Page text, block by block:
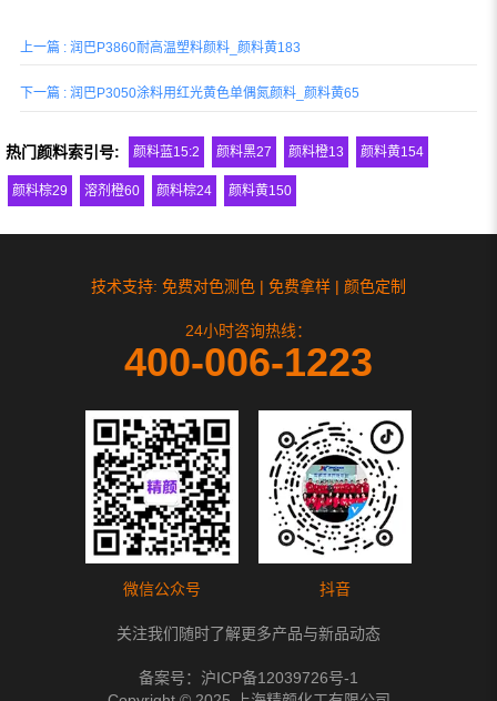
墨、UV油墨等。 ...
上一篇 : 润巴P3860耐高温塑料颜料_颜料黄183
下一篇 : 润巴P3050涂料用红光黄色单偶氮颜料_颜料黄65
热门颜料索引号: 颜料蓝15:2 颜料黑27 颜料橙13 颜料黄154
颜料棕29 溶剂橙60 颜料棕24 颜料黄150
技术支持: 免费对色测色 | 免费拿样 | 颜色定制
24小时咨询热线：
400-006-1223
微信公众号 抖音
关注我们随时了解更多产品与新品动态
备案号： 沪ICP备12039726号-1